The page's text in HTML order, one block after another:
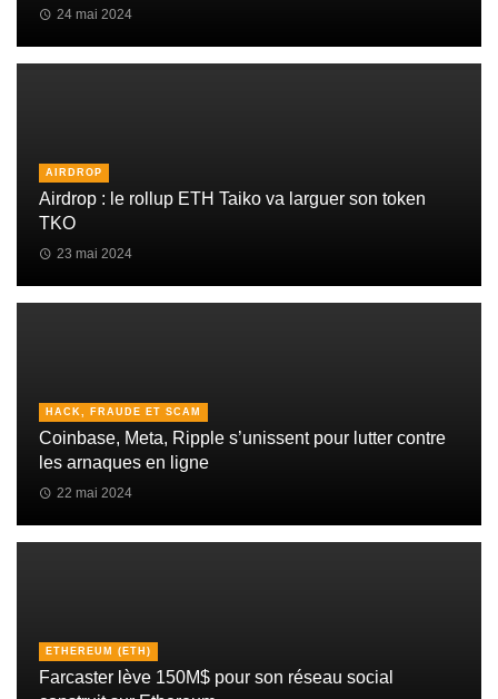
24 mai 2024
AIRDROP
Airdrop : le rollup ETH Taiko va larguer son token
TKO
23 mai 2024
HACK, FRAUDE ET SCAM
Coinbase, Meta, Ripple s’unissent pour lutter contre
les arnaques en ligne
22 mai 2024
ETHEREUM (ETH)
Farcaster lève 150M$ pour son réseau social